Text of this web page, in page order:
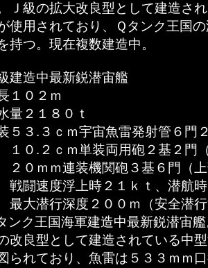
Ｊ級の拡大改良型として建造さ
使用されており、Ｑタンク王国
持つ。現在複数建造中。
建造中最新鋭潜宙艦
１０２ｍ
量２１８０ｔ
５３.３ｃｍ宇宙魚雷発射管６門
０.２ｃｍ単装両用砲２基２門
０ｍｍ連装機関砲３基６門（上
闘速度浮上時２１ｋｔ、潜航時
大潜行深度２００ｍ（安全潜行
ンク王国海軍建造中最新鋭潜宙
改良型として建造されている中
られており、魚雷は５３３ｍｍ